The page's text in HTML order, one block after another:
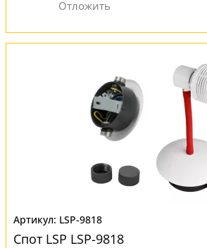
LSP-9818
Спот LSP LSP-9818